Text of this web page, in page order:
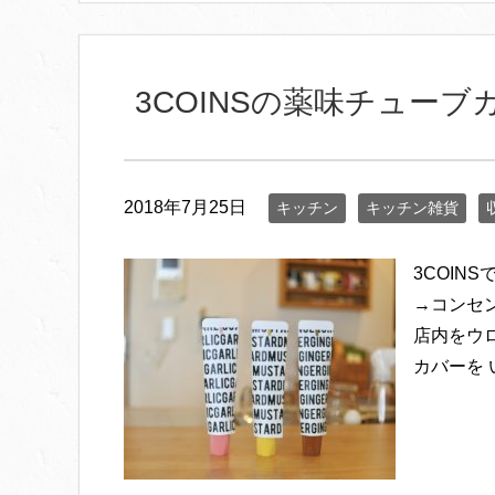
3COINSの薬味チューブ
2018年7月25日 キッチン キッチン雑貨
3COINS
→コンセ
店内をウ
カバーを